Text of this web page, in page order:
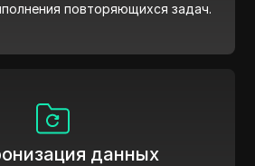
повторяющихся задач.
данных